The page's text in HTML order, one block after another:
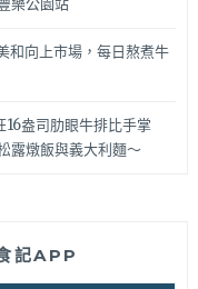
和向上市場，每日熬煮牛
盎司肋眼牛排比手掌
露燉飯與義大利麵～
記APP